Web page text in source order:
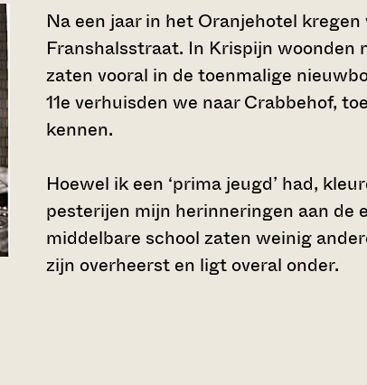
Na een jaar in het Oranjehotel
Franshalsstraat. In Krispijn woonden
zaten vooral in de toenmalige
11e verhuisden we naar Crabbehof,
kennen.
Hoewel ik een ‘prima jeugd’ had,
pesterijen mijn herinneringen aan de
middelbare school zaten weinig
zijn overheerst en ligt overal onder.